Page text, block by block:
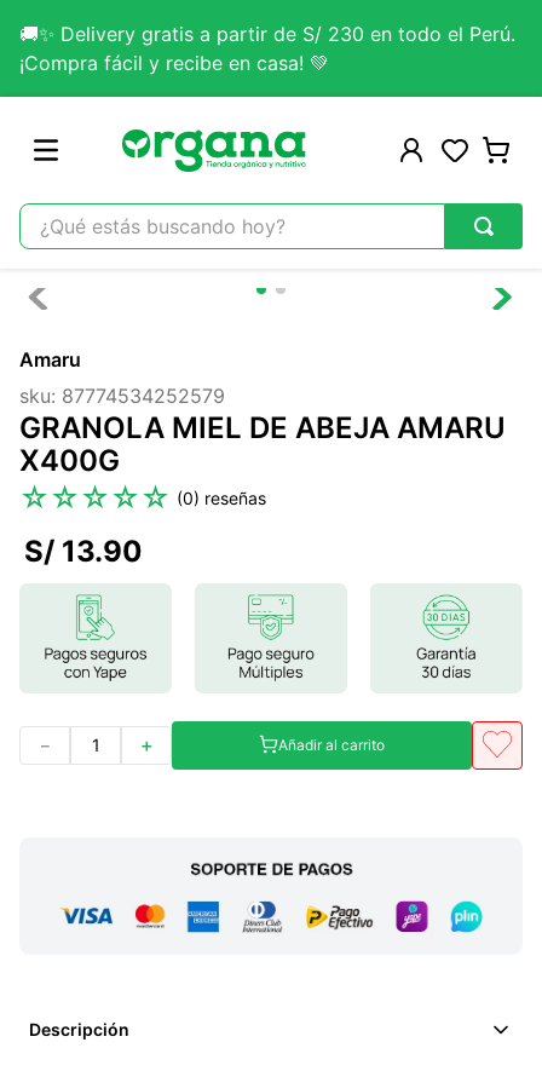
🚚✨ Delivery gratis a partir de S/ 230 en todo el Perú.
¡Compra fácil y recibe en casa! 💚
¿Qué estás buscando hoy?
TÉRMINOS MÁS BUSCADOS
2.
3.
colageno
4.
kefir
5 .
lab nutrition
magnesio
9.
melena leon
Amaru
sku: 87774534252579
GRANOLA MIEL DE ABEJA AMARU
X400G
☆☆☆☆☆ (0)
S/ 13.90
＋
－ Añadir al carrito
Descripción